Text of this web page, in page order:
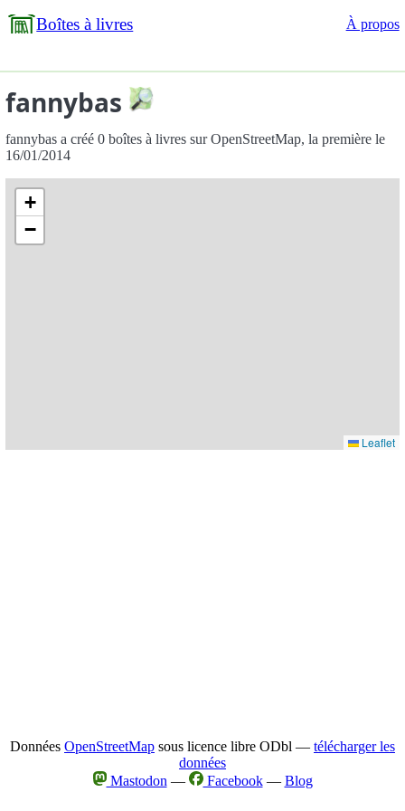
Boîtes à livres À propos
fannybas
fannybas a créé 0 boîtes à livres sur OpenStreetMap, la première le
16/01/2014
+
−
Leaflet
Données OpenStreetMap sous licence libre ODbl — télécharger les
données
Mastodon — Facebook— Blog